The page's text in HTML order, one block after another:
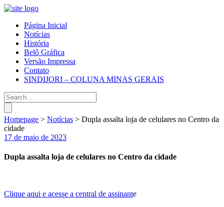
Página Inicial
Notícias
História
Belô Gráfica
Versão Impressa
Contato
SINDIJORI – COLUNA MINAS GERAIS
Homepage > Notícias > Dupla assalta loja de celulares no Centro da
cidade
17 de maio de 2023
Dupla assalta loja de celulares no Centro da cidade
Clique aqui e acesse a central de assinante